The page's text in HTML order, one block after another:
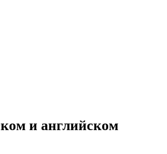
и английском